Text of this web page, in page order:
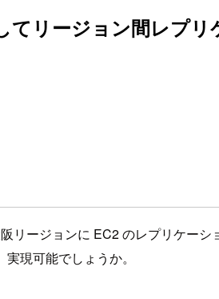
リージョン間レプ
ージョンに EC2 のレプリケーシ
現可能でしょうか。